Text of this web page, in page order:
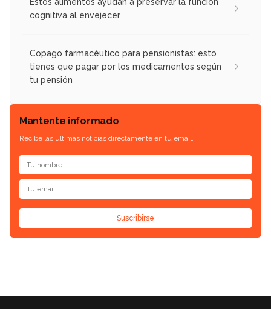
cognitiva al envejecer
Copago farmacéutico para pensionistas: esto
tienes que pagar por los medicamentos según
tu pensión
Mantente informado
Recibe las últimas noticias directamente en tu email.
Suscribirse